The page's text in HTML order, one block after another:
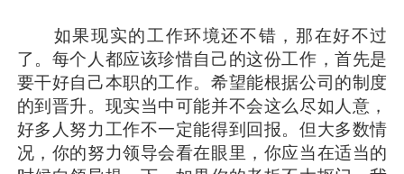
如果现实的工作环境还不错，那在好不过
了。每个人都应该珍惜自己的这份工作，首先是
要干好自己本职的工作。希望能根据公司的制度
的到晋升。现实当中可能并不会这么尽如人意，
好多人努力工作不一定能得到回报。但大多数情
况，你的努力领导会看在眼里，你应当在适当的